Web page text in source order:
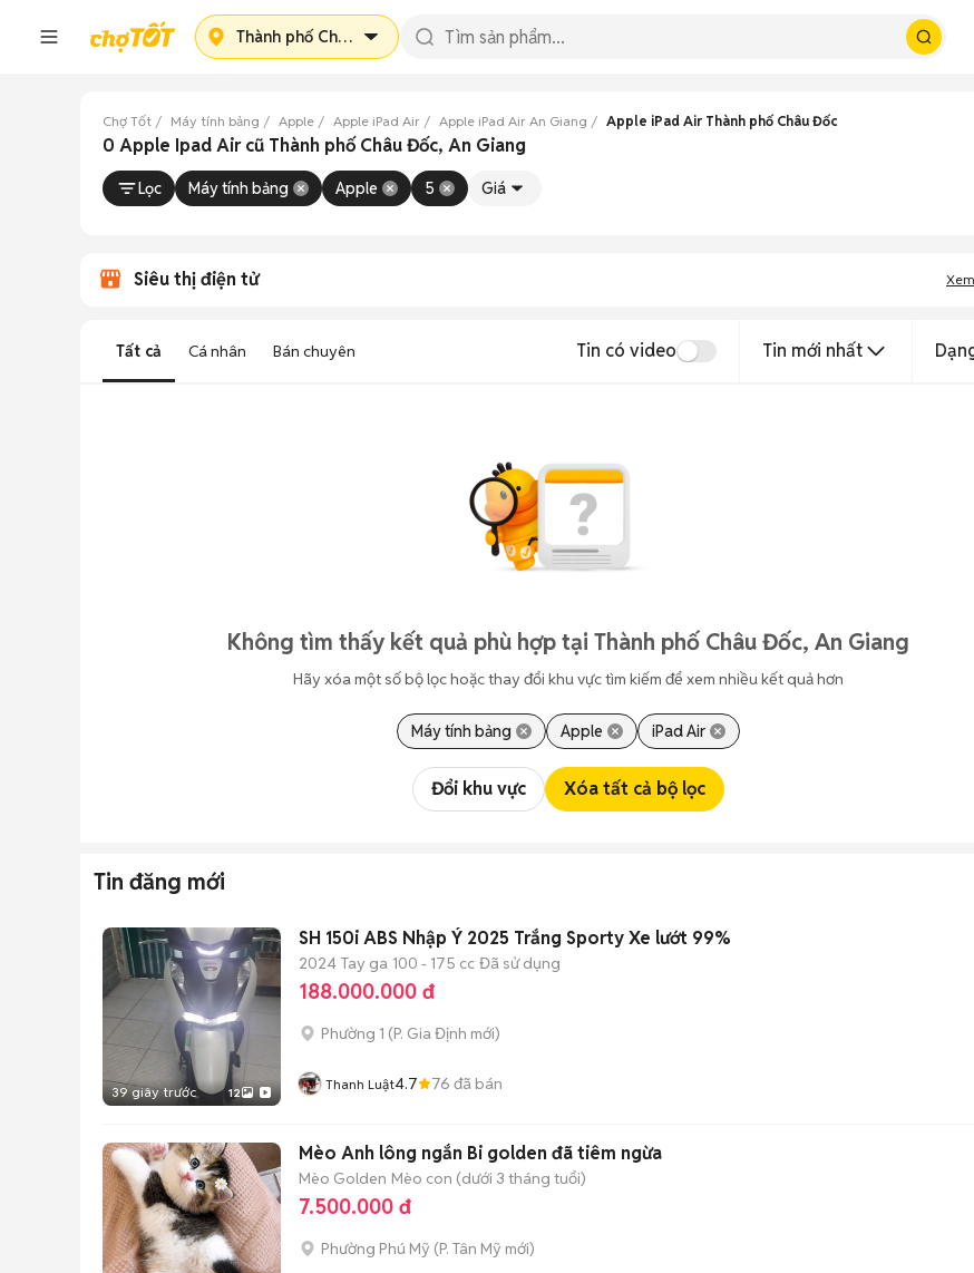
Thành phố Châu Đốc
Chợ Tốt Máy tính bảng Apple Apple iPad Air Apple iPad Air An Giang Apple iPad Air Thành phố Châu Đốc
0 Apple Ipad Air cũ Thành phố Châu Đốc, An Giang
Lọc Máy tính bảng Apple 5 Giá
Siêu thị điện tử
Tất cả Cá nhân Bán chuyên Tin có video Tin mới nhất
Không tìm thấy kết quả phù hợp tại Thành phố Châu Đốc, An Giang
Hãy xóa một số bộ lọc hoặc thay đổi khu vực tìm kiếm để xem nhiều kết quả hơn
Máy tính bảng Apple iPad Air
Đổi khu vực Xóa tất cả bộ lọc
Tin đăng mới
39 giây trước 12
SH 150i ABS Nhập Ý 2025 Trắng Sporty Xe lướt 99%
2024 Tay ga 100 - 175 cc Đã sử dụng
188.000.000 đ
Phường 1 (P. Gia Định mới)
Thanh Luật4.7 76 đã bán
Mèo Anh lông ngắn Bi golden đã tiêm ngừa
Mèo Golden Mèo con (dưới 3 tháng tuổi)
7.500.000 đ
Phường Phú Mỹ (P. Tân Mỹ mới)